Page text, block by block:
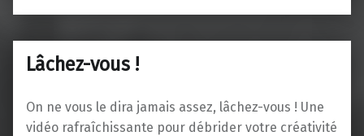
Lâchez-vous !
On ne vous le dira jamais assez, lâchez-vous ! Une
vidéo rafraîchissante pour débrider votre créativité